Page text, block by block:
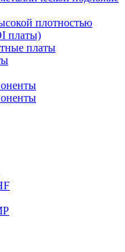
плотностью
платы)
платы